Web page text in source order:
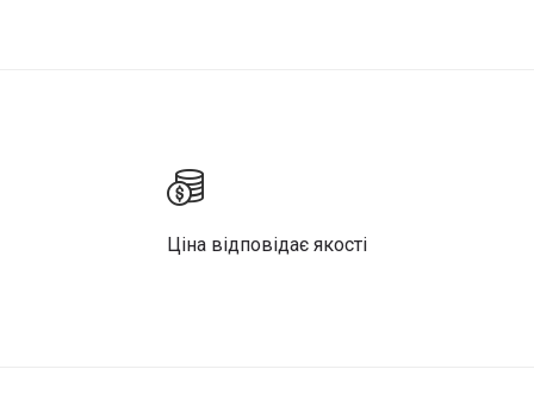
Ціна відповідає якості